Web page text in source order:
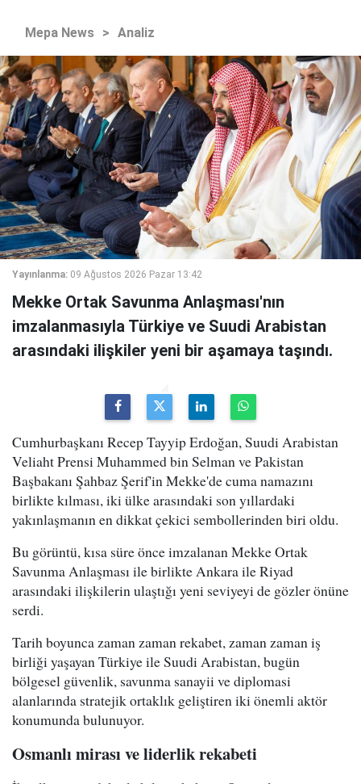
Mepa News > Analiz
Yayınlanma: 09 Ağustos 2026 Pazar 13:42
Mekke Ortak Savunma Anlaşması'nın
imzalanmasıyla Türkiye ve Suudi Arabistan
arasındaki ilişkiler yeni bir aşamaya taşındı.
Cumhurbaşkanı Recep Tayyip Erdoğan, Suudi Arabistan
Veliaht Prensi Muhammed bin Selman ve Pakistan
Başbakanı Şahbaz Şerif'in Mekke'de cuma namazını
birlikte kılması, iki ülke arasındaki son yıllardaki
yakınlaşmanın en dikkat çekici sembollerinden biri oldu.
Bu görüntü, kısa süre önce imzalanan Mekke Ortak
Savunma Anlaşması ile birlikte Ankara ile Riyad
arasındaki ilişkilerin ulaştığı yeni seviyeyi de gözler önüne
serdi.
Tarih boyunca zaman zaman rekabet, zaman zaman iş
birliği yaşayan Türkiye ile Suudi Arabistan, bugün
bölgesel güvenlik, savunma sanayii ve diplomasi
alanlarında stratejik ortaklık geliştiren iki önemli aktör
konumunda bulunuyor.
Osmanlı mirası ve liderlik rekabeti